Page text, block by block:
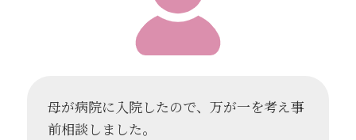
母が病院に入院したので、万が一を考え事
前相談しました。